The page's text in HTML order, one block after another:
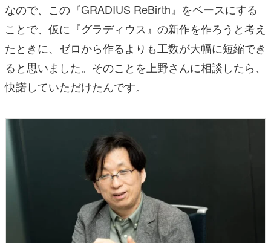
なので、この『GRADIUS ReBirth』をベースにする
ことで、仮に『グラディウス』の新作を作ろうと考え
たときに、ゼロから作るよりも工数が大幅に短縮でき
ると思いました。そのことを上野さんに相談したら、
快諾していただけたんです。